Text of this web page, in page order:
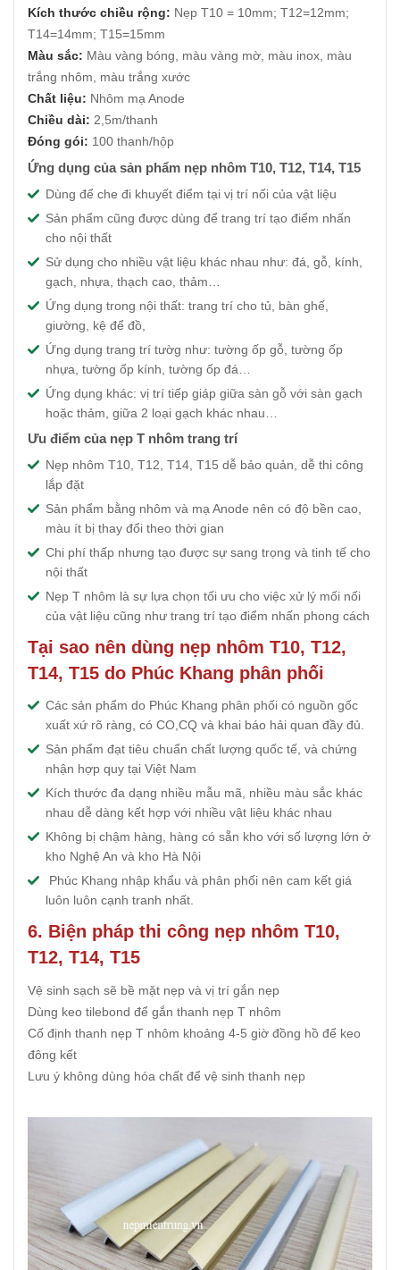
Kích thước chiều rộng: Nẹp T10 = 10mm; T12=12mm;
T14=14mm; T15=15mm
Màu sắc: Màu vàng bóng, màu vàng mờ, màu inox, màu
trắng nhôm, màu trắng xước
Chất liệu: Nhôm mạ Anode
Chiều dài: 2,5m/thanh
Đóng gói: 100 thanh/hộp
Ứng dụng của sản phẩm nẹp nhôm T10, T12, T14, T15
Dùng để che đi khuyết điểm tại vị trí nối của vật liệu
Sản phẩm cũng được dùng để trang trí tạo điểm nhấn
cho nội thất
Sử dụng cho nhiều vật liệu khác nhau như: đá, gỗ, kính,
gạch, nhựa, thạch cao, thảm…
Ứng dụng trong nội thất: trang trí cho tủ, bàn ghế,
giường, kệ để đồ,
Ứng dụng trang trí tườg như: tường ốp gỗ, tường ốp
nhựa, tường ốp kính, tường ốp đá…
Ứng dụng khác: vị trí tiếp giáp giữa sàn gỗ với sàn gạch
hoặc thảm, giữa 2 loại gạch khác nhau…
Ưu điểm của nẹp T nhôm trang trí
Nẹp nhôm T10, T12, T14, T15 dễ bảo quản, dễ thi công
lắp đặt
Sản phẩm bằng nhôm và mạ Anode nên có độ bền cao,
màu ít bị thay đổi theo thời gian
Chi phí thấp nhưng tạo được sự sang trọng và tinh tế cho
nội thất
Nẹp T nhôm là sự lựa chọn tối ưu cho việc xử lý mối nối
của vật liệu cũng như trang trí tạo điểm nhấn phong cách
Tại sao nên dùng nẹp nhôm T10, T12,
T14, T15 do Phúc Khang phân phối
Các sản phẩm do Phúc Khang phân phối có nguồn gốc
xuất xứ rõ ràng, có CO,CQ và khai báo hải quan đầy đủ.
Sản phẩm đạt tiêu chuẩn chất lượng quốc tế, và chứng
nhận hợp quy tại Việt Nam
Kích thước đa dạng nhiều mẫu mã, nhiều màu sắc khác
nhau dễ dàng kết hợp với nhiều vật liệu khác nhau
Không bị chậm hàng, hàng có sẵn kho với số lượng lớn ở
kho Nghệ An và kho Hà Nội
Phúc Khang nhập khẩu và phân phối nên cam kết giá
luôn luôn cạnh tranh nhất.
6. Biện pháp thi công nẹp nhôm T10,
T12, T14, T15
Vệ sinh sạch sẽ bề mặt nẹp và vị trí gắn nẹp
Dùng keo tilebond để gắn thanh nẹp T nhôm
Cố định thanh nẹp T nhôm khoảng 4-5 giờ đồng hồ để keo
đông kết
Lưu ý không dùng hóa chất để vệ sinh thanh nẹp